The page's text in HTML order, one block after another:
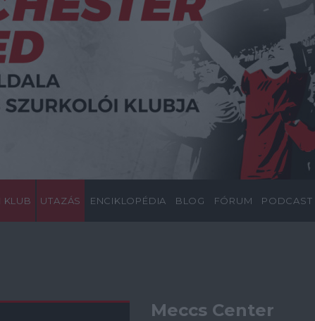
KLUB UTAZÁS ENCIKLOPÉDIA BLOG FÓRUM PODCAST
Meccs Center